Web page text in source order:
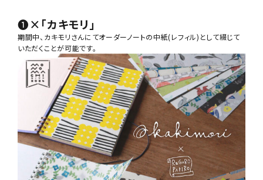
❶×「カキモリ」
期間中、カキモリさんにてオーダーノートの中紙(レフィル)として綴じて
いただくことが可能です。